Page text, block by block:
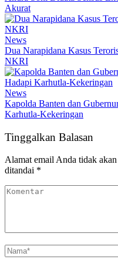
Akurat
News
Dua Narapidana Kasus
NKRI
News
Kapolda Banten dan
Karhutla-Kekeringan
Tinggalkan Balasan
Alamat email Anda tidak
ditandai *